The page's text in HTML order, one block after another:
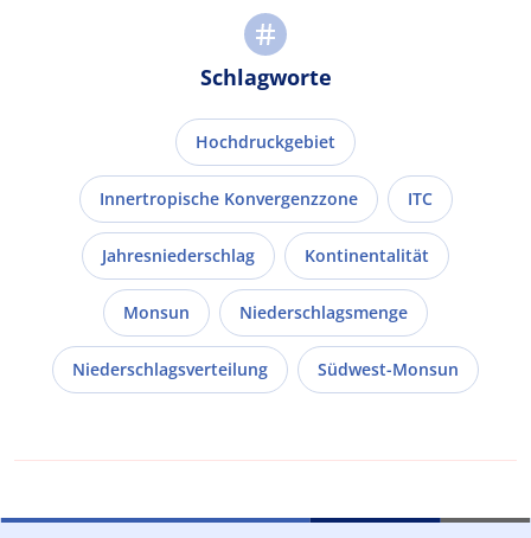
Schlagworte
Hochdruckgebiet
Innertropische Konvergenzzone ITC
Jahresniederschlag Kontinentalität
Monsun Niederschlagsmenge
Niederschlagsverteilung Südwest-Monsun